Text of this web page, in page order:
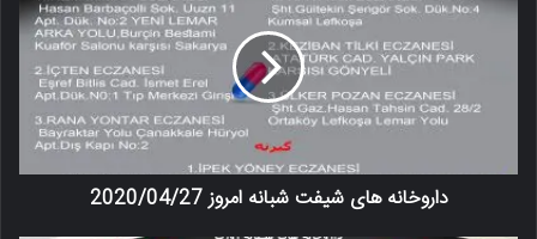
داروخانه های شیفت شبانه امروز 2020/04/27